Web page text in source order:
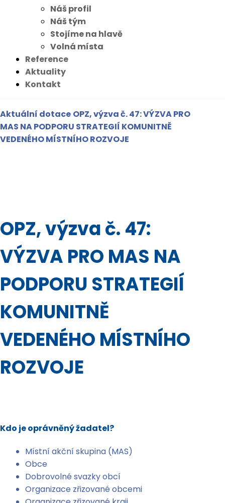
Náš profil
Náš tým
Stojíme na hlavě
Volná místa
Reference
Aktuality
Kontakt
Aktuální dotace OPZ, výzva č. 47: VÝZVA PRO
MAS NA PODPORU STRATEGIÍ KOMUNITNĚ
VEDENÉHO MÍSTNÍHO ROZVOJE
OPZ, výzva č. 47:
VÝZVA PRO MAS NA
PODPORU STRATEGIÍ
KOMUNITNĚ
VEDENÉHO MÍSTNÍHO
ROZVOJE
Kdo je oprávněný žadatel?
Místní akční skupina (MAS)
Obce
Dobrovolné svazky obcí
Organizace zřizované obcemi